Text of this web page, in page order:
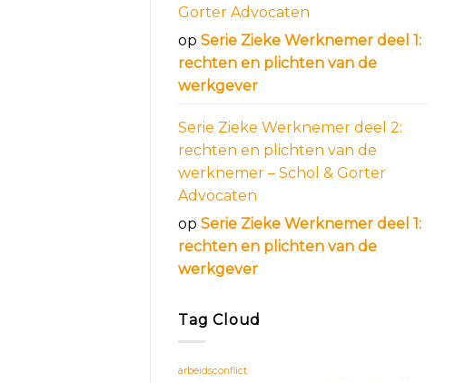
Gorter Advocaten
op Serie Zieke Werknemer deel 1:
rechten en plichten van de
werkgever
Serie Zieke Werknemer deel 2:
rechten en plichten van de
werknemer – Schol & Gorter
Advocaten
op Serie Zieke Werknemer deel 1:
rechten en plichten van de
werkgever
Tag Cloud
arbeidsconflict